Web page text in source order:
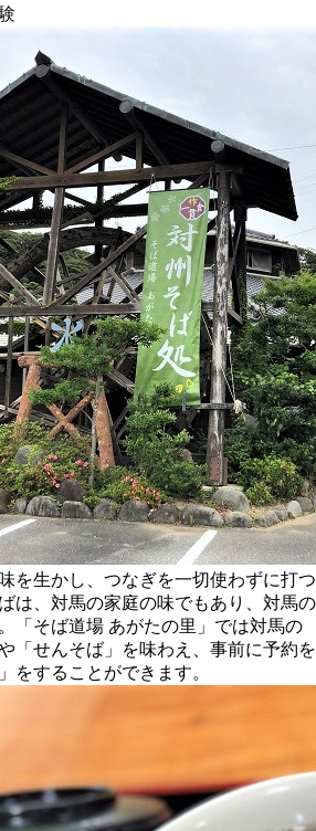
を生かし、つなぎを一切使わずに打つ
は、対馬の家庭の味でもあり、対馬の
「そば道場 あがたの里」では対馬の
「せんそば」を味わえ、事前に予約を
をすることができます。